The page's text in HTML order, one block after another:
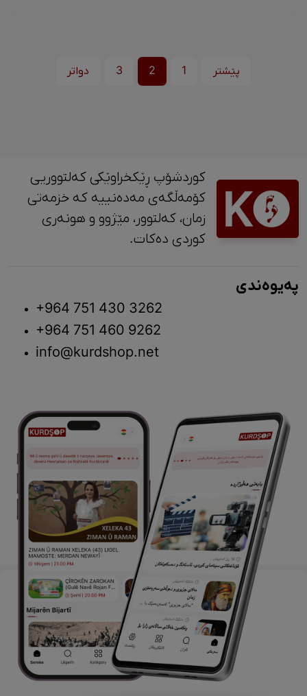
پێشتر 1
2
3 دواتر
کوردشۆپ ڕێکخراوێکی کەلتووریی
کۆمەڵگەی مەدەنییە کە خزمەتی
زمان، کەلتوور، مێژوو و ‎هونەری
کوردی دەکات.
پەیوەندی
+964 751 430 3262
+964 751 460 9262
info@kurdshop.net